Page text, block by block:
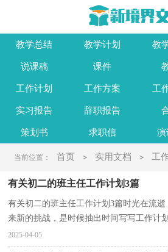
教学总结 教学计划 教
说课稿 课件
工作计划 工作方案 工
实习报告 辞职报告
策划书 求职信 演
当前位置： 首页 > 实用文档 > 工
有关初二的班主任工作计划3篇
有关初二的班主任工作计划3篇时光在流
来新的挑战，是时候抽出时间写写工作计
么内容才是正确的呢？以下是小编精心整
2025-04-05